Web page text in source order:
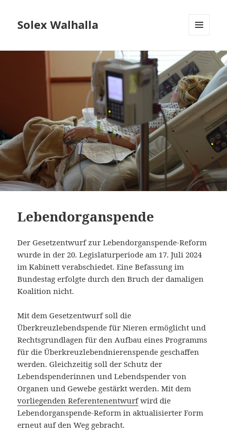
Solex Walhalla
WIDGETS
Lebendorganspende
Der Gesetzentwurf zur Lebendorganspende-Reform
wurde in der 20. Legislaturperiode am 17. Juli 2024
im Kabinett verabschiedet. Eine Befassung im
Bundestag erfolgte durch den Bruch der damaligen
Koalition nicht.
Mit dem Gesetzentwurf soll die
Überkreuzlebendspende für Nieren ermöglicht und
Rechtsgrundlagen für den Aufbau eines Programms
für die Überkreuzlebendnierenspende geschaffen
werden. Gleichzeitig soll der Schutz der
Lebendspenderinnen und Lebendspender von
Organen und Gewebe gestärkt werden. Mit dem
vorliegenden Referentenentwurfwird die
Lebendorganspende-Reform in aktualisierter Form
erneut auf den Weg gebracht.